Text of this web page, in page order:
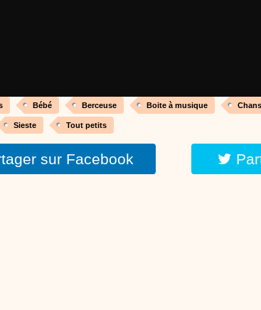
d'un p'tit Hippopotame !
:chanson J'vais l'dire à Greta
Bébé Berceuse Boite à musique
Sieste Tout petits
sur Facebook